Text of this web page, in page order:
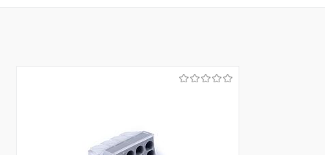
Купить в 1 клик
Сравнение
Купить в 1 клик